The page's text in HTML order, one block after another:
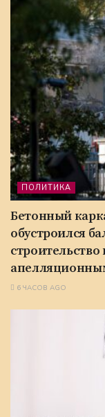
ПОЛИТИКА
Бетонный
обустроился
6 ЧАСОВ AGO